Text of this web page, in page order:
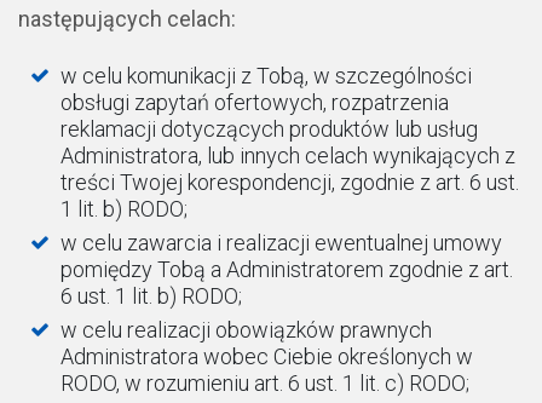
następujących celach:
w celu komunikacji z Tobą, w szczególności
obsługi zapytań ofertowych, rozpatrzenia
reklamacji dotyczących produktów lub usług
Administratora, lub innych celach wynikających z
treści Twojej korespondencji, zgodnie z art. 6 ust.
1 lit. b) RODO;
w celu zawarcia i realizacji ewentualnej umowy
pomiędzy Tobą a Administratorem zgodnie z art.
6 ust. 1 lit. b) RODO;
w celu realizacji obowiązków prawnych
Administratora wobec Ciebie określonych w
RODO, w rozumieniu art. 6 ust. 1 lit. c) RODO;